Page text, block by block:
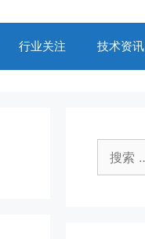
行业关注 技术资讯
索：